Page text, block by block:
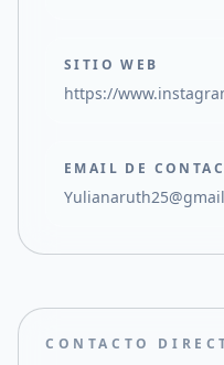
SITIO WEB
https://
EMAIL DE
CONTACTO